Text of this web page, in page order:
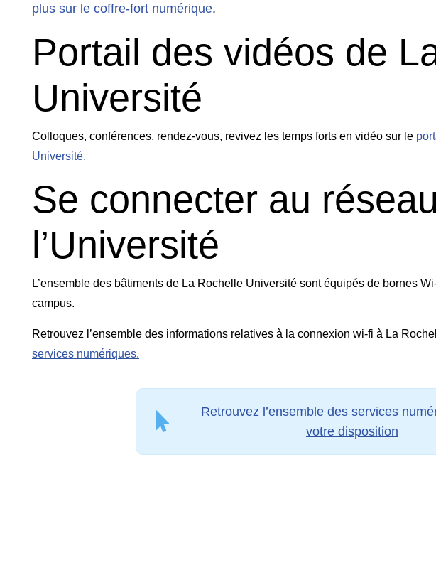
plus sur le coffre-fort numérique.
Portail des vidéos de
Université
Colloques, conférences, rendez-vous, revivez les temps forts en vidéo sur le
Université.
Se connecter au
l’Université
L’ensemble des bâtiments de La Rochelle Université sont équipés de bornes
campus.
Retrouvez l’ensemble des informations relatives à la connexion wi-fi à La
services numériques.
Retrouvez l’ensemble des services
votre disposition